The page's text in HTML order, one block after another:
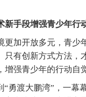
手段增强青少年行
加开放多元，青少
只有创新方式方法，
强青少年的行动自
渡大鹏湾”，一幕